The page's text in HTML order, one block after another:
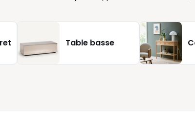
tout en lui apportant une touche d’élégance.
Leur variété de formes et de hauteurs permet de
ou la taille de votre pièce. Pratiques au quotidien, elles
vos verres. Vous travaillez depuis le canapé ?
tables d’appoint que nous vous proposons allient
Table basse